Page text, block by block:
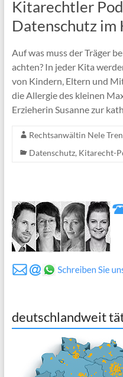
Kitarechtler
Datenschutz im
Auf was muss der Träger
achten? In jeder Kita
von Kindern, Eltern und
die Allergie des kleinen
Erzieherin Susanne zur
Rechtsanwältin Nele
Datenschutz, Kitarecht-
deutschlandweit